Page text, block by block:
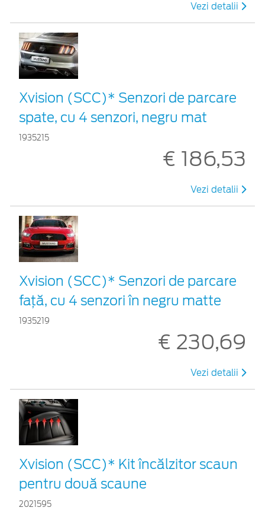
Vezi detalii
Xvision (SCC)* Senzori de parcare
spate, cu 4 senzori, negru mat
1935215
€ 186,53
Vezi detalii
Xvision (SCC)* Senzori de parcare
faţă, cu 4 senzori în negru matte
1935219
€ 230,69
Vezi detalii
Xvision (SCC)* Kit încălzitor scaun
pentru două scaune
2021595